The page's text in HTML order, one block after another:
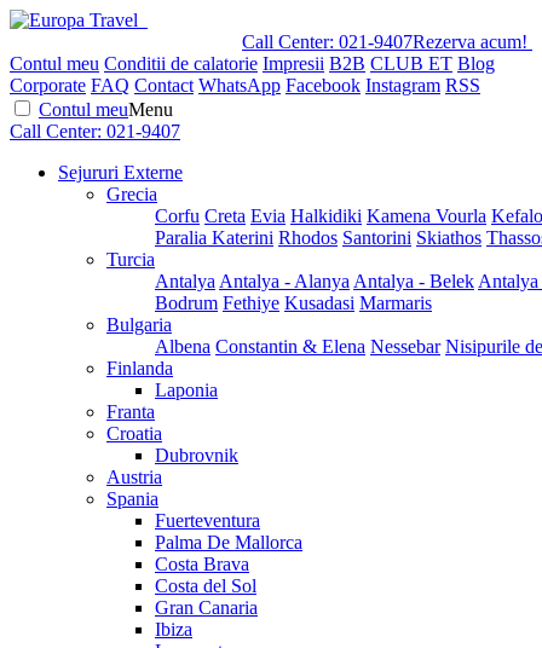
Call Center: 021-9407Rezerva acum!
Contul meu Conditii de calatorie Impresii B2B CLUB ET Blog
Corporate FAQ Contact WhatsApp Facebook Instagram RSS
Contul meuMenu
Call Center: 021-9407
Sejururi Externe
Grecia
Corfu Creta Evia Halkidiki Kamena Vourla
Paralia Katerini Rhodos Santorini Skiathos
Turcia
Antalya Antalya - Alanya Antalya - Belek
Bodrum Fethiye Kusadasi Marmaris
Bulgaria
Albena Constantin & Elena Nessebar Nisipurile
Finlanda
Laponia
Franta
Croatia
Dubrovnik
Austria
Spania
Fuerteventura
Palma De Mallorca
Costa Brava
Costa del Sol
Gran Canaria
Ibiza